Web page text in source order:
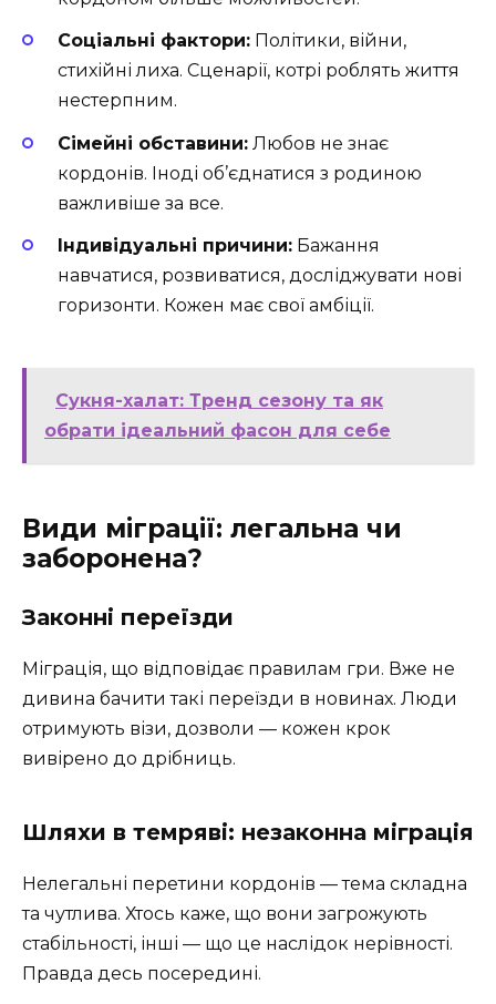
Соціальні фактори: Політики, війни,
стихійні лиха. Сценарії, котрі роблять життя
нестерпним.
Сімейні обставини: Любов не знає
кордонів. Іноді об’єднатися з родиною
важливіше за все.
Індивідуальні причини: Бажання
навчатися, розвиватися, досліджувати нові
горизонти. Кожен має свої амбіції.
Сукня-халат: Тренд сезону та як
обрати ідеальний фасон для себе
Види міграції: легальна чи
заборонена?
Законні переїзди
Міграція, що відповідає правилам гри. Вже не
дивина бачити такі переїзди в новинах. Люди
отримують візи, дозволи — кожен крок
вивірено до дрібниць.
Шляхи в темряві: незаконна міграція
Нелегальні перетини кордонів — тема складна
та чутлива. Хтось каже, що вони загрожують
стабільності, інші — що це наслідок нерівності.
Правда десь посередині.